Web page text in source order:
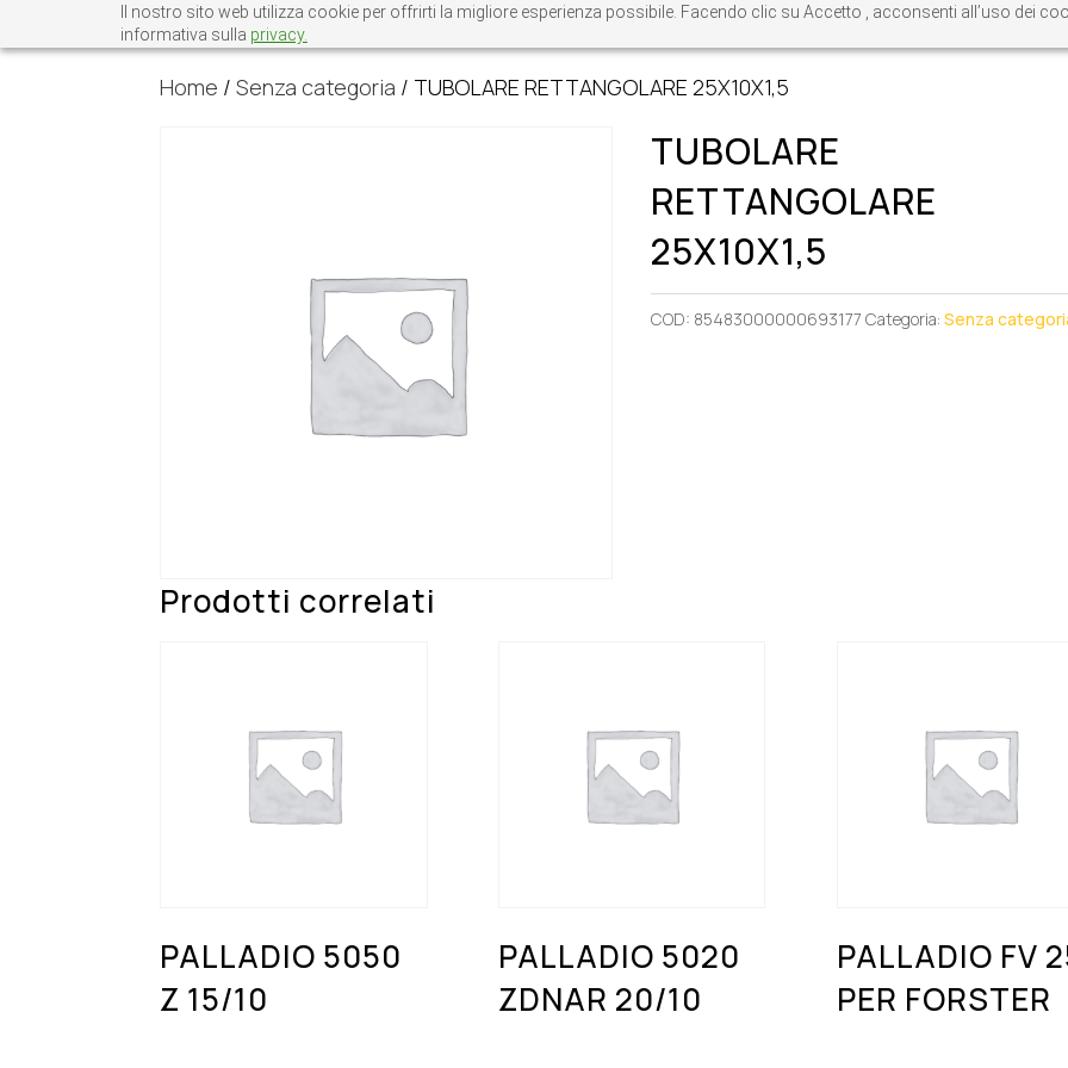
Il nostro sito web utilizza cookie per offrirti la migliore esperienza possibile. Facendo clic su Accetto , acconsenti all’uso dei
informativa sulla privacy.
Home /Senza categoria / TUBOLARE RETTANGOLARE 25X10X1,5
TUBOLARE
RETTANGOLARE
25X10X1,5
COD: 85483000000693177 Categoria:Senza
Prodotti correlati
PALLADIO 5050
Z 15/10
PALLADIO 5020
ZDNAR 20/10
PALLADIO FV
PER FORSTER